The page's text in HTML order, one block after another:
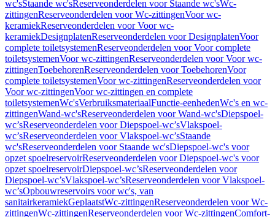
wc'sStaande wc'sReserveonderdelen voor Staande wc'sWc-
zittingenReserveonderdelen voor Wc-zittingenVoor wc-
keramiekReserveonderdelen voor Voor wc-
keramiekDesignplatenReserveonderdelen voor DesignplatenVoor
complete toiletsystemenReserveonderdelen voor Voor complete
toiletsystemenVoor wc-zittingenReserveonderdelen voor Voor wc-
zittingenToebehorenReserveonderdelen voor ToebehorenVoor
complete toiletsystemenVoor wc-zittingenReserveonderdelen voor
Voor wc-zittingenVoor wc-zittingen en complete
toiletsystemenWc'sVerbruiksmateriaalFunctie-eenhedenWc's en wc-
zittingenWand-wc'sReserveonderdelen voor Wand-wc'sDiepspoel-
wc’sReserveonderdelen voor Diepspoel-wc’sVlakspoel-
wc’sReserveonderdelen voor Vlakspoel-wc’sStaande
wc'sReserveonderdelen voor Staande wc'sDiepspoel-wc's voor
opzet spoelreservoirReserveonderdelen voor Diepspoel-wc's voor
opzet spoelreservoirDiepspoel-wc’sReserveonderdelen voor
Diepspoel-wc’sVlakspoel-wc’sReserveonderdelen voor Vlakspoel-
wc’sOpbouwreservoirs voor wc's, van
sanitairkeramiekGeplaatstWc-zittingenReserveonderdelen voor Wc-
zittingenWc-zittingenReserveonderdelen voor Wc-zittingenComfort-